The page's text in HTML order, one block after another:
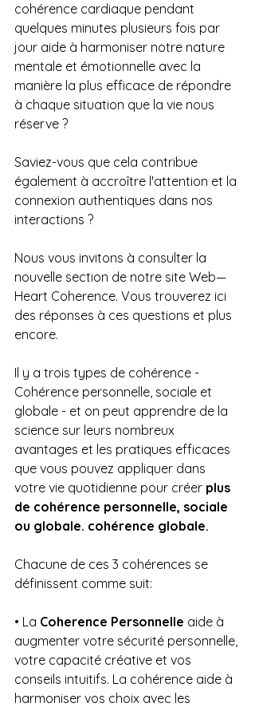
cohérence cardiaque pendant
quelques minutes plusieurs fois par
jour aide à harmoniser notre nature
mentale et émotionnelle avec la
manière la plus efficace de répondre
à chaque situation que la vie nous
réserve ?
Saviez-vous que cela contribue
également à accroître l'attention et la
connexion authentiques dans nos
interactions ?
Nous vous invitons à consulter la
nouvelle section de notre site Web—
Heart Coherence. Vous trouverez ici
des réponses à ces questions et plus
encore.
Il y a trois types de cohérence -
Cohérence personnelle, sociale et
globale - et on peut apprendre de la
science sur leurs nombreux
avantages et les pratiques efficaces
que vous pouvez appliquer dans
votre vie quotidienne pour créer plus
de cohérence personnelle, sociale
ou globale. cohérence globale.
Chacune de ces 3 cohérences se
définissent comme suit:
• La Coherence Personnelle aide à
augmenter votre sécurité personnelle,
votre capacité créative et vos
conseils intuitifs. La cohérence aide à
harmoniser vos choix avec les